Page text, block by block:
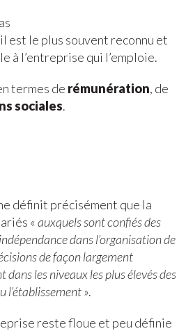
est le plus souvent reconnu et
à l’entreprise qui l’emploie.
termes de rémunération, de
sociales.
définit précisément que la
«auxquels sont confiés des
dans l’organisation de
de façon largement
les niveaux les plus élevés des
l’établissement».
reste floue et peu définie